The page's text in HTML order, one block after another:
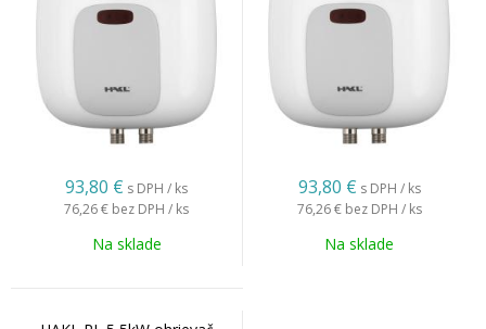
93,80 € s DPH / ks
76,26 € bez DPH / ks
Na sklade
93,80 € s DPH / ks
76,26 € bez DPH / ks
Na sklade